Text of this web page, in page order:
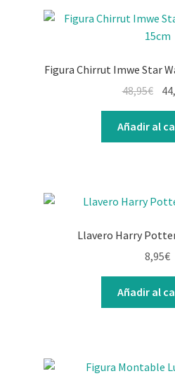
Figura Chirrut Imwe Star
48,95€
Añadir al
Llavero Harry
8,95€
Añadir al